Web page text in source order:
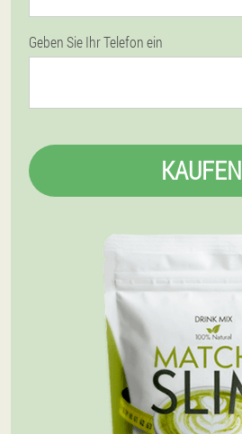
Geben Sie Ihr Telefon ein
KAUFEN